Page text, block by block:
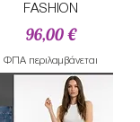
FASHION
Τιμή
96,00 €
ΦΠΑ περιλαμβάνεται